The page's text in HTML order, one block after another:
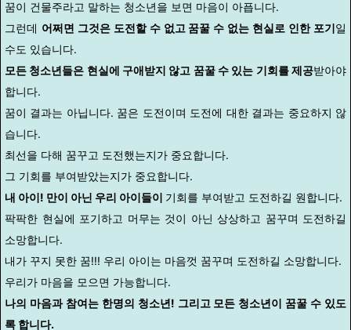
꿈이 건물주라고 말하는 청소년을 보면 마음이 아픕니다.
그런데 어쩌면 그것은 도전할 수 없고 꿈꿀 수 없는 현실로 인한 포기일
수도 있습니다.
모든 청소년들은 현실에 구애받지 않고 꿈꿀 수 있는 기회를 제공받아야
합니다.
꿈이 결과는 아닙니다. 꿈은 도전이며 도전에 대한 결과는 중요하지 않
습니다.
최선을 다해 꿈꾸고 도전했는지가 중요합니다.
그 기회를 부여받았는지가 중요합니다.
내 아이! 만이 아닌 우리 아이들이 기회를 부여받고 도전하길 원합니다.
팍팍한 현실에 포기하고 머무는 것이 아닌 상상하고 꿈꾸며 도전하길
소망합니다.
내가 꾸지 못한 꿈!!! 우리 아이는 마음껏 꿈꾸며 도전하길 소망합니다.
우리가 마음을 모으면 가능합니다.
나의 마음과 참여는 한명의 청소년! 그리고 모든 청소년이 꿈꿀 수 있도
록 합니다.